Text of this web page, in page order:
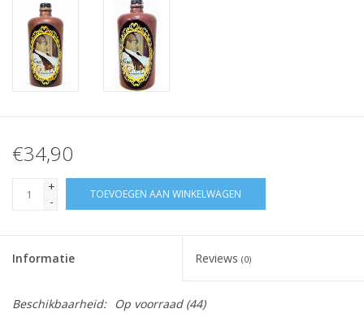
€34,90
+
-
TOEVOEGEN AAN WINKELWAGEN
Informatie Reviews (0)
Beschikbaarheid: Op voorraad(44)